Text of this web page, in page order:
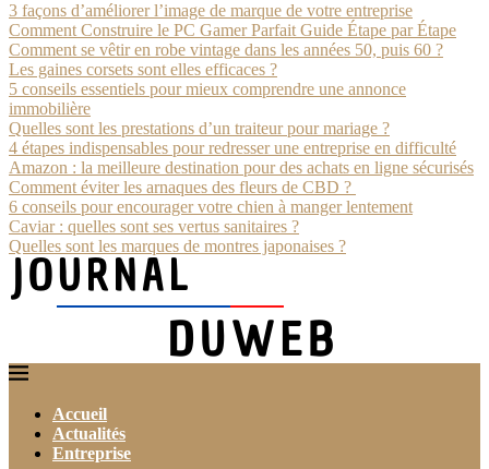
3 façons d’améliorer l’image de marque de votre entreprise
Comment Construire le PC Gamer Parfait Guide Étape par Étape
Comment se vêtir en robe vintage dans les années 50, puis 60 ?
Les gaines corsets sont elles efficaces ?
5 conseils essentiels pour mieux comprendre une annonce
immobilière
Quelles sont les prestations d’un traiteur pour mariage ?
4 étapes indispensables pour redresser une entreprise en difficulté
Amazon : la meilleure destination pour des achats en ligne sécurisés
Comment éviter les arnaques des fleurs de CBD ?
6 conseils pour encourager votre chien à manger lentement
Caviar : quelles sont ses vertus sanitaires ?
Quelles sont les marques de montres japonaises ?
Accueil
Actualités
Entreprise